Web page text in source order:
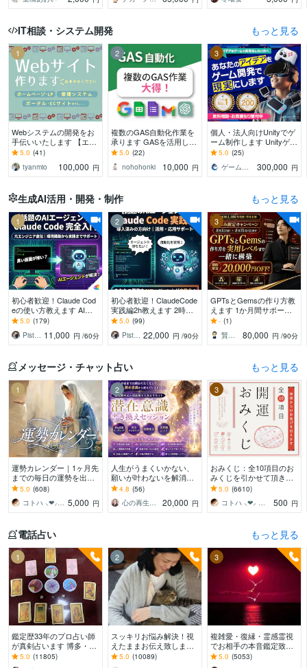
質/小説・同人誌も！
版）を代行します
成。純文学からラノベま
で！
IT相談・システム開発 もっと見る
1
Webシステムの開発をお
手伝いいたします 【エン
ジニア歴11年】新規開
発・改修なんでもお任せ
ください！
5.0 (41)
tyanmio
100,000 円
2
複数のGAS自動化作業を
承ります GASを活用した
連結・同期作業等、何で
5.0 (22)
nohohonki
10,000 円
3
個人・法人向けUnityでゲ
ーム制作します Unityゲー
ム制作 実績数上位【総取
引290件】
5.0 (25)
ゲームスタジオRYUXiA┆リュクシア
300,000 円
生成AI活用・開発・制作 もっと見る
1
初心者歓迎！Claude Cod
eの使い方教えます AIエ
ンジニア直伝！資料作成
やリールも、AIに指示す
るだけ。
5.0 (179)
11,000 円 /60分
2
初心者歓迎！ClaudeCode
実践編2h教えます 2時間
みっちりのセットアップ
から個々の課題解決まで
ハンズオン
5.0 (99)
22,000 円 /90分
3
GPTsとGemsの作り方教
えます 1か月間サポー
ト！初心者でも1か月間で
実用レベルへ
- (1)
80,000 円 /90分
メッセージ・チャット占い もっと見る
1
運勢カレンダー｜1ヶ月先
までの毎日の運勢を出し
ます 30日×500字のおよそ
1万5千文字で細かく詳細
に記します
5.0 (608)
コトハ ⸜❤︎⸝ 新サービス提供開始✨️ 5,000 円
2
人生がうまくいかない、
願いが叶わないを解消し
ます 現実を変えるために
努力したのに、自力では
もう無理と感じている
4.8 (56)
心の再生セラピスト YASUKO
20,000 円
3
おみくじ：全10項目のお
みくじを引かせて頂きま
す ㊙あなた様がこの先ど
う進むかの道しるべにな
さってください！
5.0 (6610)
コトハ ⸜❤︎⸝ 新サービス提供開始✨️
500 円
電話占い もっと見る
1
鑑定歴33年のプロ占い師
が真剣占います 博多・廓
屋の純血統占い祈願師
雷鳥
5.0 (11805)
2
スッキリお悩み解決！視
えたままお伝え致します
恋愛、結婚、人間関係、
仕事、人生、ペットの気
5.0 (10089)
3
複雑愛・復縁・霊感霊視
でお相手の本音鑑定致し
ます 降りて来た言葉をそ
のままお伝えします。
5.0 (5053)